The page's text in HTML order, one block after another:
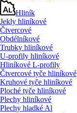
Hliník
Jekly hliníkové
Čtvercové
Obdélníkové
Trubky hliníkové
U-profily hliníkové
Hliníkové L-profily
Čtvercové tyče hliníkové
Kruhové tyče hliníkové
Ploché tyče hliníkové
Plechy hliníkové
Plechy hladké Al